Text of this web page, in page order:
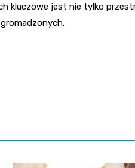
kluczowe jest nie tylko